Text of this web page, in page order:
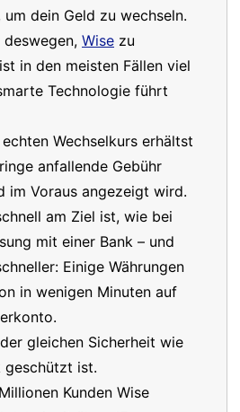
dein Geld zu wechseln.
Wise zu
in den meisten Fällen viel
Technologie führt
Wechselkurs erhältst
anfallende Gebühr
im Voraus angezeigt wird.
am Ziel ist, wie bei
mit einer Bank – und
Einige Währungen
in wenigen Minuten auf
gleichen Sicherheit wie
geschützt ist.
Kunden Wise